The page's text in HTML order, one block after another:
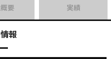
要 実績
報